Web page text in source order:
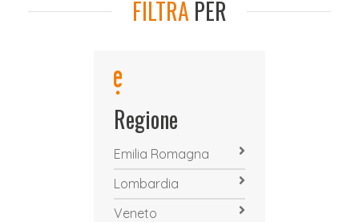
FILTRA PER
Regione
Emilia Romagna
Lombardia
Veneto